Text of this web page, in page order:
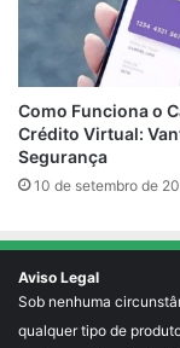
Como Funciona o
Crédito Virtual:
Segurança
10 de setembro de
Aviso Legal
Sob nenhuma
qualquer tipo de